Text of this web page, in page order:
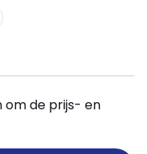
om de prijs- en